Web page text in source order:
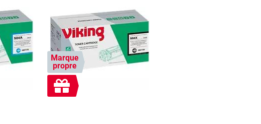
Marque
propre
Cadeau
gratuit